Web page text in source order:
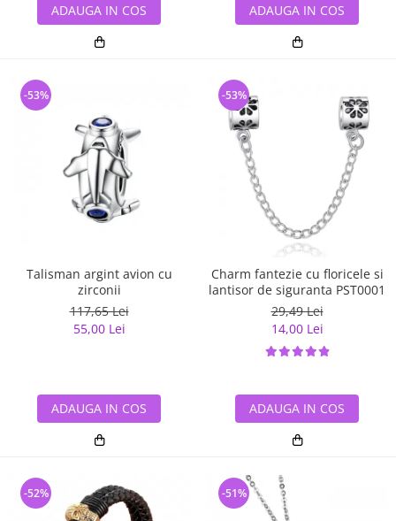
ADAUGA IN COS ADAUGA IN COS
Talisman argint avion cu
zirconii
117,65 Lei
55,00 Lei
-53%
ADAUGA IN COS
Charm fantezie cu floricele si
lantisor de siguranta PST0001
29,49 Lei
14,00 Lei
-53%
ADAUGA IN COS
-52% -51%